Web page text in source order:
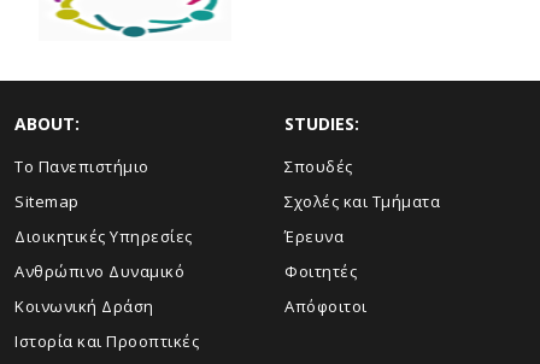
ABOUT:
Το Πανεπιστήμιο
Sitemap
Διοικητικές Υπηρεσίες
Ανθρώπινο Δυναμικό
Κοινωνική Δράση
Ιστορία και Προοπτικές
STUDIES:
Σπουδές
Σχολές και Τμήματα
Έρευνα
Φοιτητές
Απόφοιτοι